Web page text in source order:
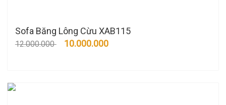
Sofa Băng Lông Cừu XAB115
12.000.000 10.000.000